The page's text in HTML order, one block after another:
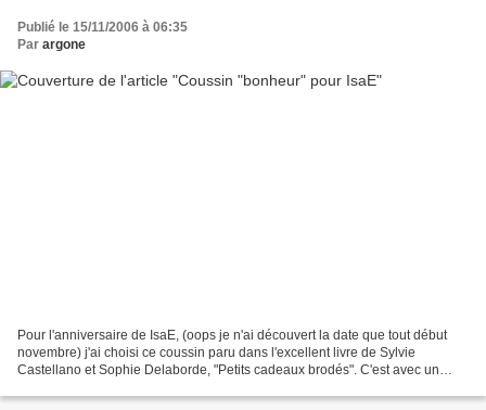
Publié le 15/11/2006 à 06:35
Par argone
Pour l'anniversaire de IsaE, (oops je n'ai découvert la date que tout début
novembre) j'ai choisi ce coussin paru dans l'excellent livre de Sylvie
Castellano et Sophie Delaborde, "Petits cadeaux brodés". C'est avec un